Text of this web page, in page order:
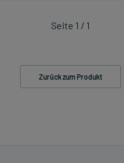
Seite 1 / 1
Zurück zum Produkt